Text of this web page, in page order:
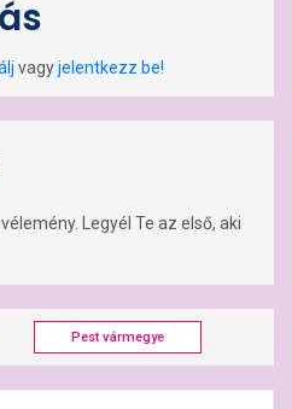
vagyjelentkezz be!
Legyél Te az első, aki
Pest vármegye